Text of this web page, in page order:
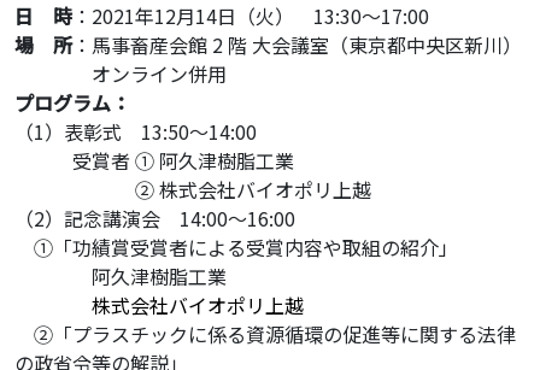
日 時：2021年12月14日（火） 13:30～17:00
場 所：馬事畜産会館 2 階 大会議室（東京都中央区新川）
オンライン併用
プログラム：
（1）表彰式 13:50～14:00
受賞者 ① 阿久津樹脂工業
② 株式会社バイオポリ上越
（2）記念講演会 14:00～16:00
①「功績賞受賞者による受賞内容や取組の紹介」
阿久津樹脂工業
株式会社バイオポリ上越
②「プラスチックに係る資源循環の促進等に関する法律
の政省令等の解説」